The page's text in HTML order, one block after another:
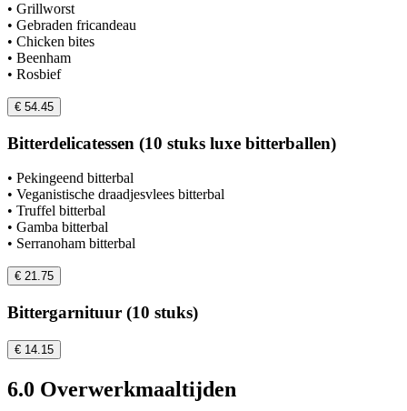
• Grillworst
• Gebraden fricandeau
• Chicken bites
• Beenham
• Rosbief
€ 54.45
Bitterdelicatessen (10 stuks luxe bitterballen)
• Pekingeend bitterbal
• Veganistische draadjesvlees bitterbal
• Truffel bitterbal
• Gamba bitterbal
• Serranoham bitterbal
€ 21.75
Bittergarnituur (10 stuks)
€ 14.15
6.0 Overwerkmaaltijden